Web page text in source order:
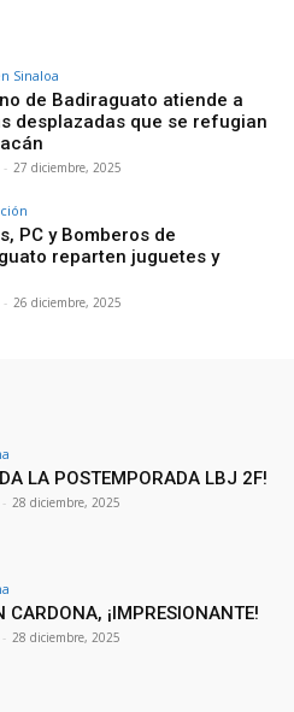
Sinaloa
de Badiraguato atiende a
desplazadas que se refugian
- 27 diciembre, 2025
PC y Bomberos de
reparten juguetes y
- 26 diciembre, 2025
LA POSTEMPORADA LBJ 2F!
- 28 diciembre, 2025
CARDONA, ¡IMPRESIONANTE!
- 28 diciembre, 2025